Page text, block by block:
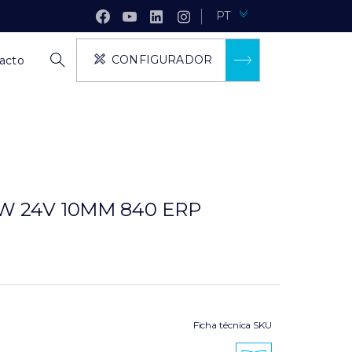
PT
CONFIGURADOR
24V 10MM 840 ERP
Ficha técnica SKU